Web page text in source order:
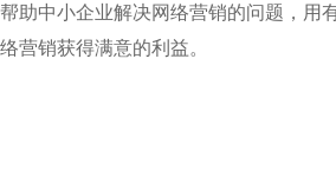
助中小企业解决网络营销的问题，用
营销获得满意的利益。